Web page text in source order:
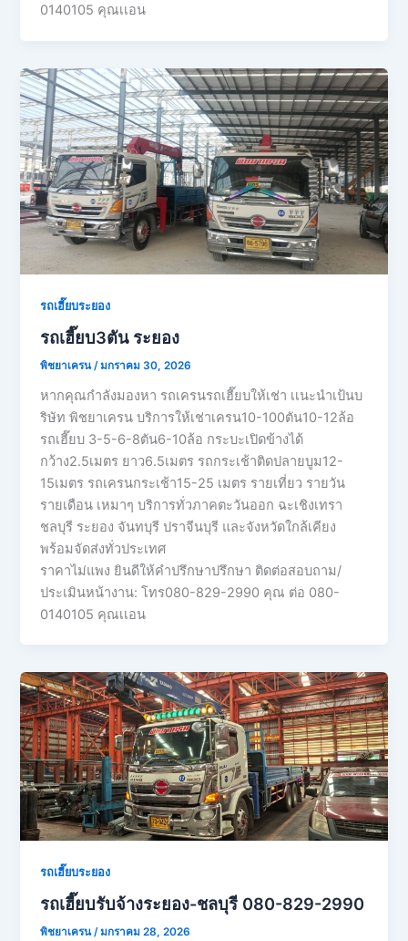
0140105 คุณเเอน
รถเฮี๊ยบระยอง
รถเฮี๊ยบ3ตัน ระยอง
พิชยาเครน /มกราคม 30, 2026
หากคุณกำลังมองหา รถเครนรถเฮี๊ยบให้เช่า เเนะนำเป้นบ
ริษัท พิชยาเครน บริการให้เช่าเครน10-100ตัน10-12ล้อ
รถเฮี๊ยบ 3-5-6-8ตัน6-10ล้อ กระบะเปิดข้างได้
กว้าง2.5เมตร ยาว6.5เมตร รถกระเช้าติดปลายบูม12-
15เมตร รถเครนกระเช้า15-25 เมตร รายเที่ยว รายวัน
รายเดือน เหมาๆ บริการทั่วภาคตะวันออก ฉะเชิงเทรา
ชลบุรี ระยอง จันทบุรี ปราจีนบุรี และจังหวัดใกล้เคียง
พร้อมจัดส่งทั่วประเทศ
ราคาไม่แพง ยินดีให้คำปรึกษาปรึกษา ติดต่อสอบถาม/
ประเมินหน้างาน: โทร080-829-2990 คุณ ต่อ 080-
0140105 คุณเเอน
รถเฮี๊ยบระยอง
รถเฮี๊ยบรับจ้างระยอง-ชลบุรี 080-829-2990
พิชยาเครน/มกราคม 28, 2026